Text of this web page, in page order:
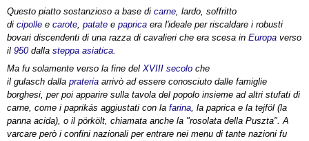
Questo piatto sostanzioso a base di carne, lardo, soffritto
di cipolle e carote, patate e paprica era l'ideale per riscaldare i robusti
bovari discendenti di una razza di cavalieri che era scesa in Europa verso
il 950dalla steppa asiatica.
Ma fu solamente verso la fine del XVIII secolo che
il gulasch dalla prateria arrivò ad essere conosciuto dalle famiglie
borghesi, per poi apparire sulla tavola del popolo insieme ad altri stufati di
carne, come i paprikás aggiustati con la farina , la paprica e la tejföl (la
panna acida), o il pörkölt, chiamata anche la "rosolata della Puszta". A
varcare però i confini nazionali per entrare nei menu di tante nazioni fu